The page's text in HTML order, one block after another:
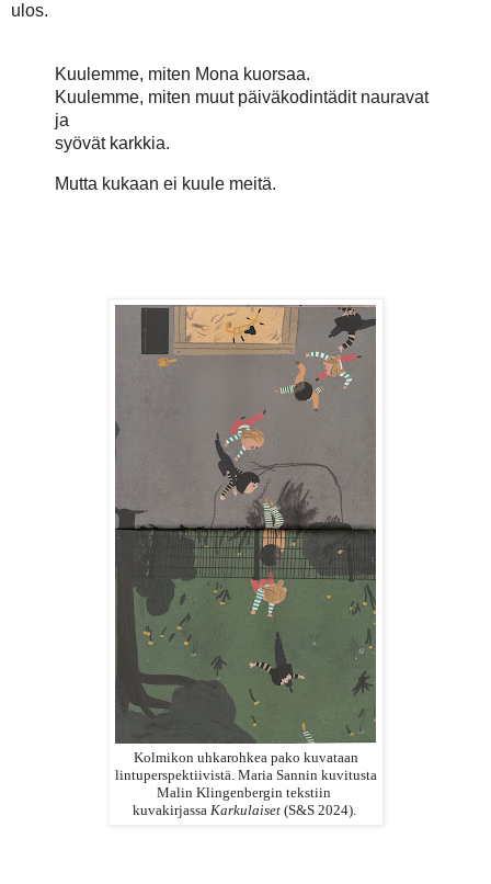
ulos.
Kuulemme, miten Mona kuorsaa.
Kuulemme, miten muut päiväkodintädit nauravat
ja
syövät karkkia.
Mutta kukaan ei kuule meitä.
Kolmikon uhkarohkea pako kuvataan
lintuperspektiivistä. Maria Sannin kuvitusta
Malin Klingenbergin tekstiin
kuvakirjassa Karkulaiset(S&S 2024).